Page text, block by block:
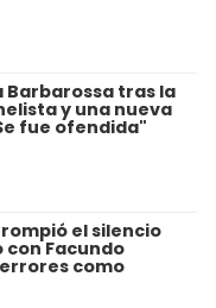
Barbarossa tras la
y una nueva
fue ofendida"
el silencio
con Facundo
como